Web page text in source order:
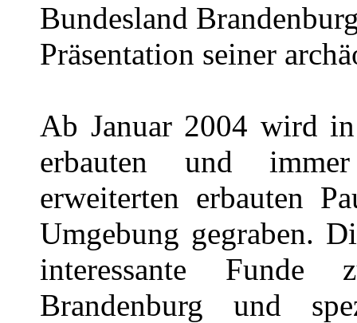
Bundesland
Präsentation seiner
Ab Januar 2004 wird
erbauten und
erweiterten erbauten
Umgebung gegraben.
interessante Funde
Brandenburg und